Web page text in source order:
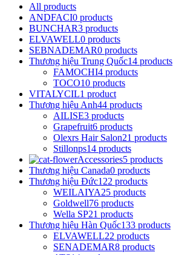
All products
ANDFACI0 products
BUNCHAR3 products
ELVAWELL0 products
SEBNADEMAR0 products
Thương hiệu Trung Quốc14 products
FAMOCHI4 products
TOCO10 products
VITALYCIL1 product
Thương hiệu Anh44 products
AILISE3 products
Grapefruit6 products
Olexrs Hair Salon21 products
Stillonps14 products
Accessories5 products
Thương hiệu Canada0 products
Thương hiệu Đức122 products
WEILAIYA25 products
Goldwell76 products
Wella SP21 products
Thương hiệu Hàn Quốc133 products
ELVAWELL22 products
SENADEMAR8 products